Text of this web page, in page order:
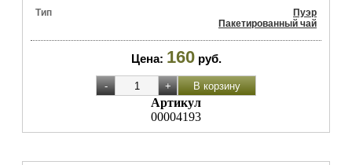
Тип
Пуэр
Пакетированный чай
Цена: 160 руб.
Артикул
00004193